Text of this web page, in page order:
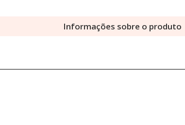
Informações sobre o produto